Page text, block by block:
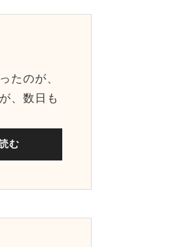
たのが、
、数日も
む